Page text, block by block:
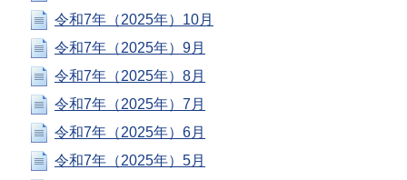
令和7年（2025年）10月
令和7年（2025年）9月
令和7年（2025年）8月
令和7年（2025年）7月
令和7年（2025年）6月
令和7年（2025年）5月